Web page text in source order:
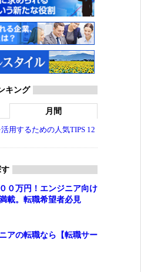
キング
月間
用するための人気TIPS 12
０万円！エンジニア向け
載。転職希望者必見
アの転職なら【転職サー